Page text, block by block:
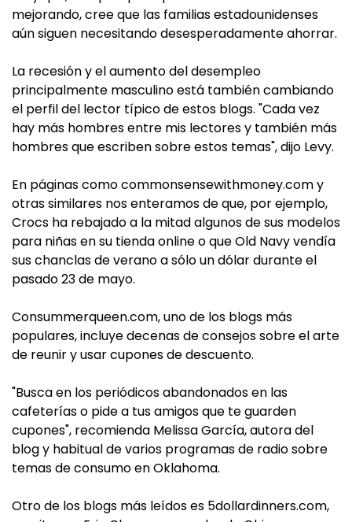
mejorando, cree que las familias estadounidenses
aún siguen necesitando desesperadamente ahorrar.
La recesión y el aumento del desempleo
principalmente masculino está también cambiando
el perfil del lector típico de estos blogs. "Cada vez
hay más hombres entre mis lectores y también más
hombres que escriben sobre estos temas", dijo Levy.
En páginas como commonsensewithmoney.com y
otras similares nos enteramos de que, por ejemplo,
Crocs ha rebajado a la mitad algunos de sus modelos
para niñas en su tienda online o que Old Navy vendía
sus chanclas de verano a sólo un dólar durante el
pasado 23 de mayo.
Consummerqueen.com, uno de los blogs más
populares, incluye decenas de consejos sobre el arte
de reunir y usar cupones de descuento.
"Busca en los periódicos abandonados en las
cafeterías o pide a tus amigos que te guarden
cupones", recomienda Melissa García, autora del
blog y habitual de varios programas de radio sobre
temas de consumo en Oklahoma.
Otro de los blogs más leídos es 5dollardinners.com,